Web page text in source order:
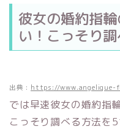
彼女の婚約指
い！こっそり
出典 : https://
では早速彼女の婚約指
こっそり調べる方法を5